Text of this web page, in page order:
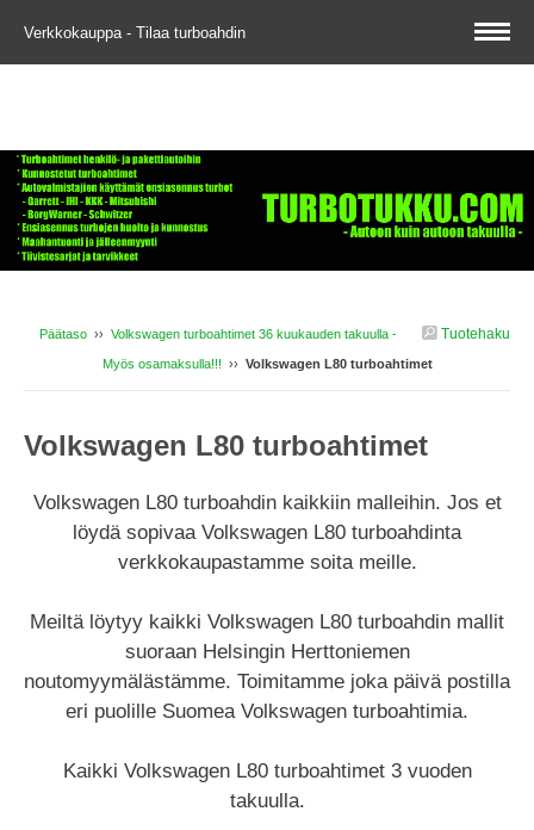
Verkkokauppa - Tilaa turboahdin
Tuotehaku
Päätaso ›› Volkswagen turboahtimet 36 kuukauden takuulla -
Myös osamaksulla!!! ›› Volkswagen L80 turboahtimet
Volkswagen L80 turboahtimet
Volkswagen L80 turboahdin kaikkiin malleihin. Jos et
löydä sopivaa Volkswagen L80 turboahdinta
verkkokaupastamme soita meille.
Meiltä löytyy kaikki Volkswagen L80 turboahdin mallit
suoraan Helsingin Herttoniemen
noutomyymälästämme. Toimitamme joka päivä postilla
eri puolille Suomea Volkswagen turboahtimia.
Kaikki Volkswagen L80 turboahtimet 3 vuoden
takuulla.